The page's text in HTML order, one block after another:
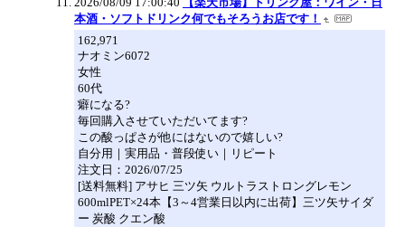
本酒・ソフトドリンク何でもそろうお店です！
162,971
ナオミン6072
女性
60代
癖になる?
毎回購入させていただいてます?
この酸っぱさが他にはないので嬉しい?
自分用｜実用品・普段使い｜リピート
注文日：2026/07/25
[送料無料] アサヒ 三ツ矢 ウルトラストロングレモン
600mlPET×24本【3～4営業日以内に出荷】三ツ矢サイダ
ー 炭酸 クエン酸